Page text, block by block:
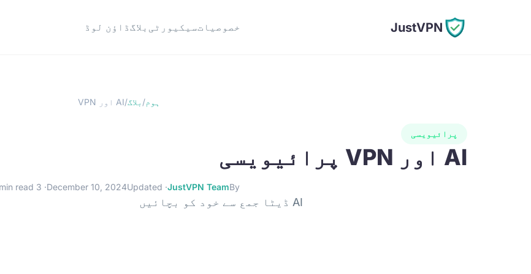
JustVPN خصوصیاتسیکیورٹی بلاگڈاؤن لوڈ
ہوم/ بلاگ/AI اور VPN
پرائیویسی
AI اور VPN پرائیویسی
By
JustVPN Team
· Updated
December 10, 2024
· 3 min read
AI ڈیٹا جمع سے خود کو بچائیں